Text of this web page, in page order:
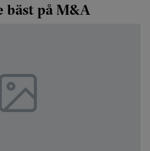
bäst på M&A